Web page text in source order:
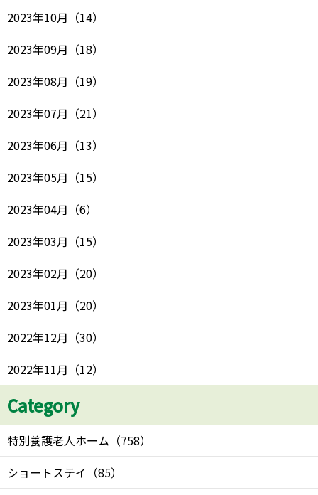
2023年10月 （14）
2023年09月 （18）
2023年08月 （19）
2023年07月 （21）
2023年06月 （13）
2023年05月 （15）
2023年04月 （6）
2023年03月 （15）
2023年02月 （20）
2023年01月 （20）
2022年12月 （30）
2022年11月 （12）
Category
特別養護老人ホーム （758）
ショートステイ （85）